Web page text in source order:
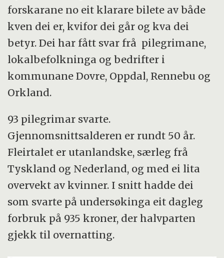
forskarane no eit klarare bilete av både
kven dei er, kvifor dei går og kva dei
betyr. Dei har fått svar frå pilegrimane,
lokalbefolkninga og bedrifter i
kommunane Dovre, Oppdal, Rennebu og
Orkland.
93 pilegrimar svarte.
Gjennomsnittsalderen er rundt 50 år.
Fleirtalet er utanlandske, særleg frå
Tyskland og Nederland, og med ei lita
overvekt av kvinner. I snitt hadde dei
som svarte på undersøkinga eit dagleg
forbruk på 935 kroner, der halvparten
gjekk til overnatting.